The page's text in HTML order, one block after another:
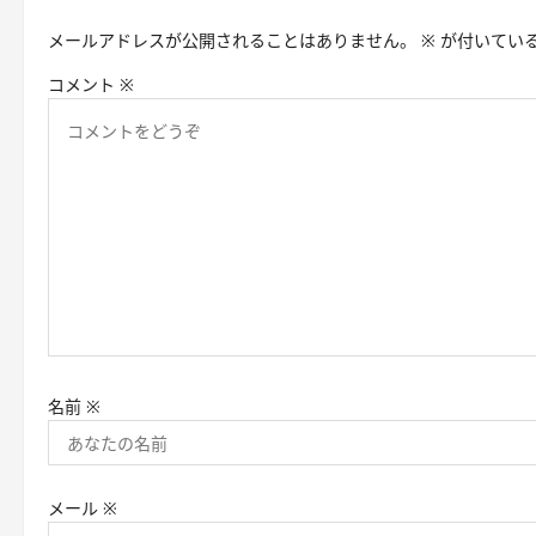
メールアドレスが公開されることはありません。 ※ が付いてい
コメント ※
名前 ※
メール ※